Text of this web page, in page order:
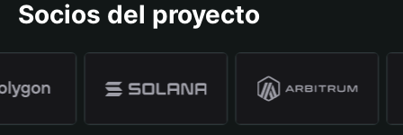
Socios del proyecto